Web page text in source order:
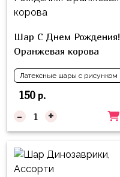
Шар С Днем Рождения!
Оранжевая корова
Латексные шары с рисунком
150р.
- +
Коробка-
Бизнес
Индивидуальная
надпись
шар
Товары
Котэ
Динозавры
Принцессы
Микки
и
Спорт
Для
Мамы,